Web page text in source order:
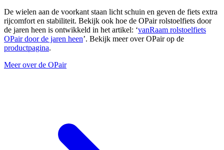
De wielen aan de voorkant staan licht schuin en geven de fiets extra
rijcomfort en stabiliteit. Bekijk ook hoe de OPair rolstoelfiets door
de jaren heen is ontwikkeld in het artikel: ‘vanRaam rolstoelfiets
OPair door de jaren heen’. Bekijk meer over OPair op de
productpagina.
Meer over de OPair